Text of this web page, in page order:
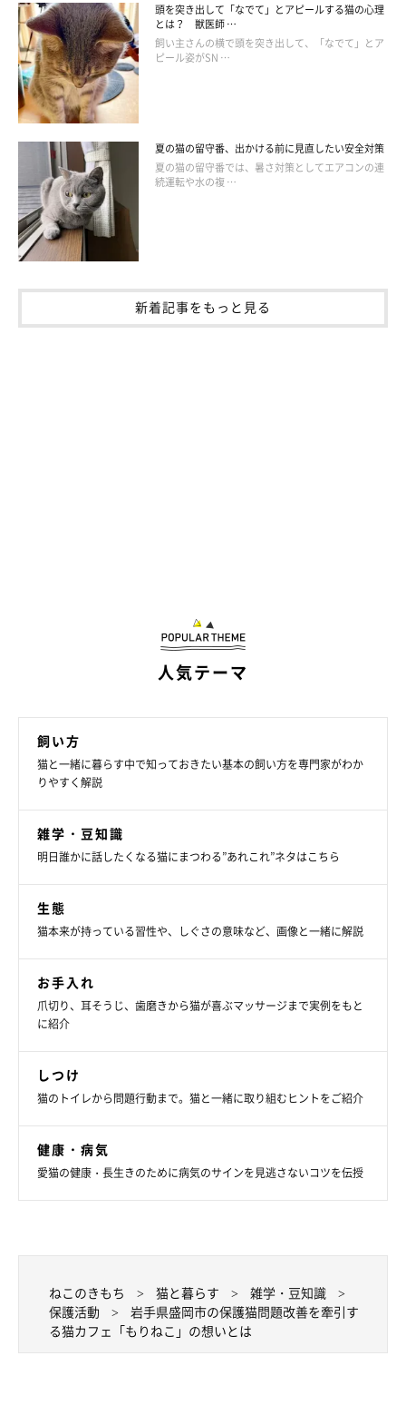
まず、ビルの２階にある猫カフェには、ロビーを抜けると、手
作り感あふれる、広々としたプレイスペースがあります。
「壁の塗装から床の張り替え、遊具の製作まで、内装はすべてボ
ランティアのみんなで手がけました。個人で始めたため資金に余
裕もなかったので、できることはすべて自分たちでやりました。
また、ケージやフードなどの細かい猫グッズに関しては、多くの
方から寄付をいただき、自己資金は100万円もかからずに開業す
ることができました」（工藤さん）
ルター入場の際は、施設の維持や猫の医療費のための募金をお願いしている
このシェルターは、インターネットで賛同者から資金を募るク
ラウドファンディングで集めたお金によって開設されたもの。設
定した目標金額は150万円だったにもかかわらず、最終的には倍
以上の寄付があったそうです。
「おかげさまでスムーズに開設することができ、残った資金は猫
たちの医療費に充てることができました。シェルターの名前『タ
に付けていただいた名前です」（工藤さん）
を保護している「もりねこ」。猫を一時的にかくまうだけの場所
にならないよう、工藤さんたちは、日々猫の幸せを考えながら活
同ビル５階のシェルター「タイコウクロノーブキャットシェル
ター」は、メインスペースのほかに、いくつかの小部屋が設けら
の状態によって隔離できるような間取りにしました」（工藤さ
頭を突き出して「なでて」とアピールする猫の心理
とは？ 獣医師 …
飼い主さんの横で頭を突き出して、「なでて」とア
ピール姿がSN …
夏の猫の留守番、出かける前に見直したい安全対策
夏の猫の留守番では、暑さ対策としてエアコンの連
続運転や水の複 …
新着記事をもっと見る
人気テーマ
飼い方
猫と一緒に暮らす中で知っておきたい基本の飼い方を専門家がわか
りやすく解説
雑学・豆知識
明日誰かに話したくなる猫にまつわる”あれこれ”ネタはこちら
生態
猫本来が持っている習性や、しぐさの意味など、画像と一緒に解説
お手入れ
爪切り、耳そうじ、歯磨きから猫が喜ぶマッサージまで実例をもと
に紹介
しつけ
猫のトイレから問題行動まで。猫と一緒に取り組むヒントをご紹介
健康・病気
愛猫の健康・長生きのために病気のサインを見逃さないコツを伝授
ねこのきもち 猫と暮らす
雑学・豆知識
保護活動
岩手県盛岡市の保護猫問題改善を牽引す
る猫カフェ「もりねこ」の想いとは